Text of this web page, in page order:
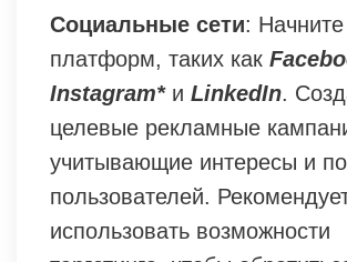
Социальные сети:
платформ, таких как
Instagram*и LinkedIn.
целевые рекламные
учитывающие интересы и
пользователей.
использовать возможности